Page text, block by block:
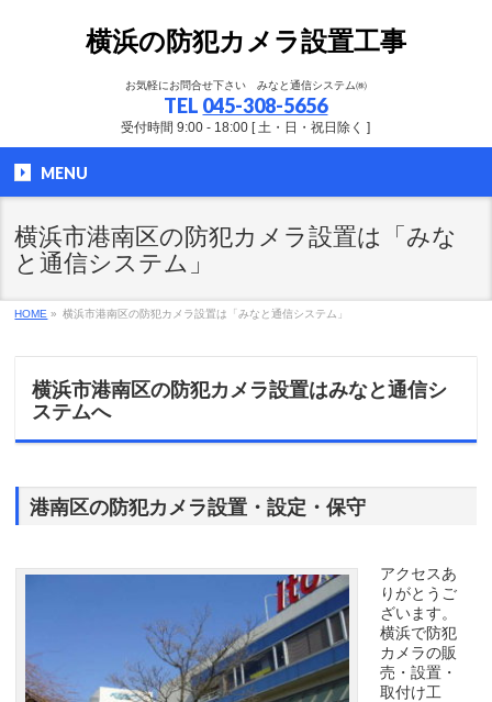
横浜の防犯カメラ設置工事
お気軽にお問合せ下さい みなと通信システム㈱
TEL 045-308-5656
受付時間 9:00 - 18:00 [ 土・日・祝日除く ]
MENU
横浜市港南区の防犯カメラ設置は「みな
と通信システム」
HOME » 横浜市港南区の防犯カメラ設置は「みなと通信システム」
横浜市港南区の防犯カメラ設置はみなと通信シ
ステムへ
港南区の防犯カメラ設置・設定・保守
アクセスあ
りがとうご
ざいます。
横浜で防犯
カメラの販
売・設置・
取付け工